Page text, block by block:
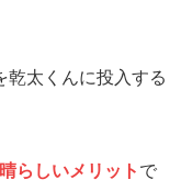
乾太くんに投入する
らしいメリット で